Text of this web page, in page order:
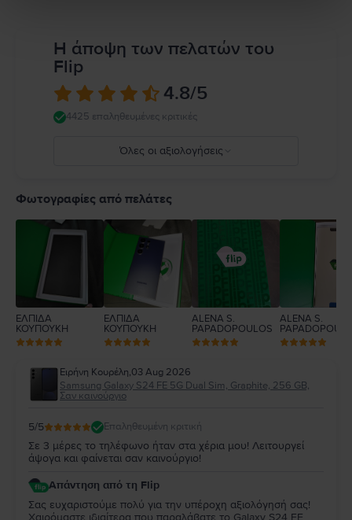
Η άποψη των πελατών του
Flip
4.8/5
4425 επαληθευμένες κριτικές
Όλες οι αξιολογήσεις
4
Φωτογραφίες από πελάτες
ΕΛΠΙΔΑ
ΚΟΥΠΟΥΚΗ
ΕΛΠΙΔΑ
ΚΟΥΠΟΥΚΗ
ALENA S.
PAPADOPOULOS
ALENA S.
Ειρήνη Κουρέλη,03 Aug 2026
Samsung Galaxy S24 FE 5G Dual Sim, Graphite, 256 GB,
Σαν καινούργιο
5/5 Επαληθευμένη κριτική
Σε 3 μέρες το τηλέφωνο ήταν στα χέρια μου! Λειτουργεί
άψογα και φαίνεται σαν καινούργιο!
Απάντηση από τη Flip
Σας ευχαριστούμε πολύ για την υπέροχη αξιολόγησή σας!